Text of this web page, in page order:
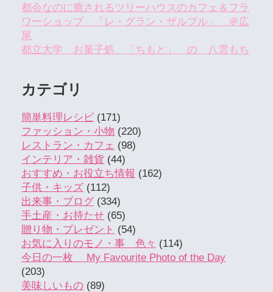
都会なのに癒されるツリーハウスのカフェ＆フラ
ワーショップ 「レ・グラン・ザルブル」 ＠広
尾
都立大学 お菓子処 「ちもと」 の 八雲もち
カテゴリ
簡単料理レシピ (171)
ファッション・小物 (220)
レストラン・カフェ (98)
インテリア・雑貨 (44)
おすすめ・お役立ち情報 (162)
子供・キッズ (112)
出来事・ブログ (334)
手土産・お持たせ (65)
贈り物・プレゼント (54)
お気に入りのモノ・事 色々 (114)
今日の一枚 My Favourite Photo of the Day
(203)
美味しいもの (89)